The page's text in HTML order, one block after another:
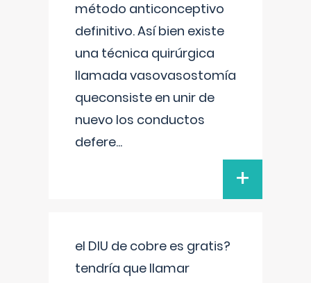
método anticonceptivo
definitivo. Así bien existe
una técnica quirúrgica
llamada vasovasostomía
queconsiste en unir de
nuevo los conductos
defere...
+
el DIU de cobre es gratis?
tendría que llamar